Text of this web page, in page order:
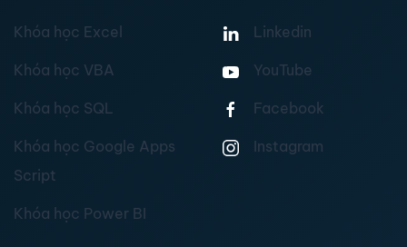
Khóa học Excel
Khóa học VBA
Khóa học SQL
Khóa học Google Apps
Script
Khóa học Power BI
Linkedin
YouTube
Facebook
Instagram